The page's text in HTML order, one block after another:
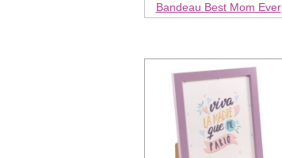
Bandeau Best Mom Ever